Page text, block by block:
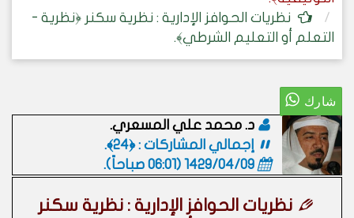
نظريات الحوافز الإدارية : نظرية سكنر ﴿نظرية -
التعلم أو التعليم الشرطي﴾.
د. محمد علي المسعري.
إجمالي المشاركات : ﴿24﴾.
1429/04/09 (06:01 صباحاً)
.
نظريات الحوافز الإدارية : نظرية سكنر